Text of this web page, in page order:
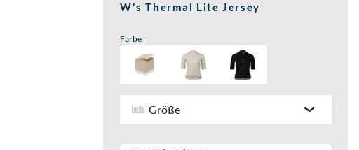
W's Thermal Lite Jersey
Farbe
Größe